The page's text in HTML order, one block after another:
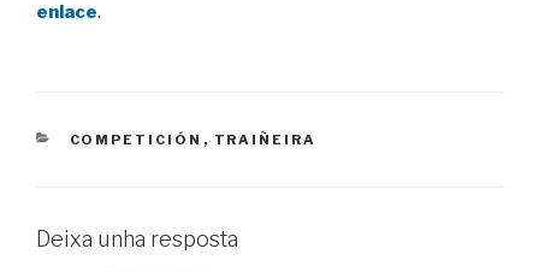
enlace.
CATEGORIES
COMPETICIÓN , TRAIÑEIRA
Deixa unha resposta